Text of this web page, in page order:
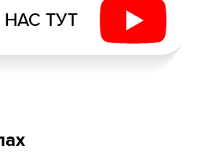
НАС ТУТ